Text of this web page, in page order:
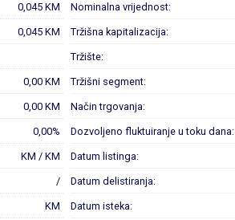
0,045 KM
0,045 KM
0,00 KM
0,00 KM
0,00%
KM / KM
/
KM
Nominalna vrijednost:
Tržišna kapitalizacija:
Tržište:
Tržišni segment:
Način trgovanja:
Dozvoljeno fluktuiranje u toku dana:
Datum listinga:
Datum delistiranja:
Datum isteka: